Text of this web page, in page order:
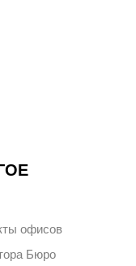
офисов
Бюро